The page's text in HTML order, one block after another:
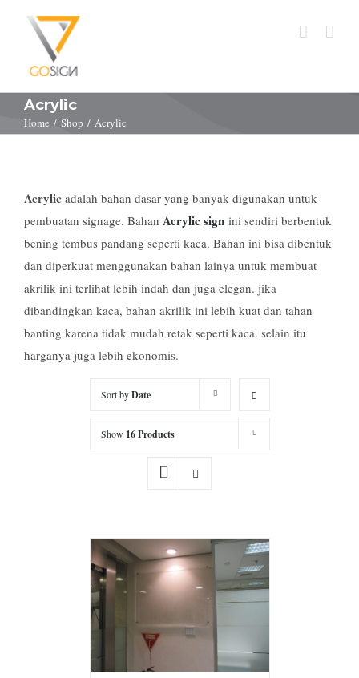
Acrylic
Home / Shop / Acrylic
Acrylic adalah bahan dasar yang banyak digunakan untuk
pembuatan signage. Bahan Acrylic sign ini sendiri berbentuk
bening tembus pandang seperti kaca. Bahan ini bisa dibentuk
dan diperkuat menggunakan bahan lainya untuk membuat
akrilik ini terlihat lebih indah dan juga elegan. jika
dibandingkan kaca, bahan akrilik ini lebih kuat dan tahan
banting karena tidak mudah retak seperti kaca. selain itu
harganya juga lebih ekonomis.
Sort byDate
Show 16 Products